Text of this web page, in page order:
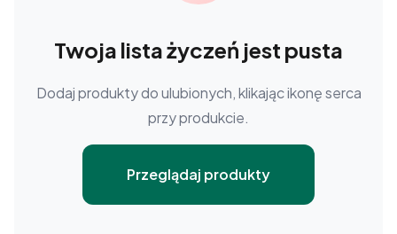
Twoja lista życzeń jest pusta
Dodaj produkty do ulubionych, klikając ikonę serca
przy produkcie.
Przeglądaj produkty